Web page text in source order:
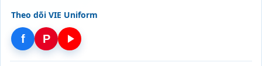
Theo dõi VIE Uniform
f P